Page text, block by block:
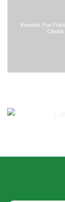
Komplek Puri
Ciputat